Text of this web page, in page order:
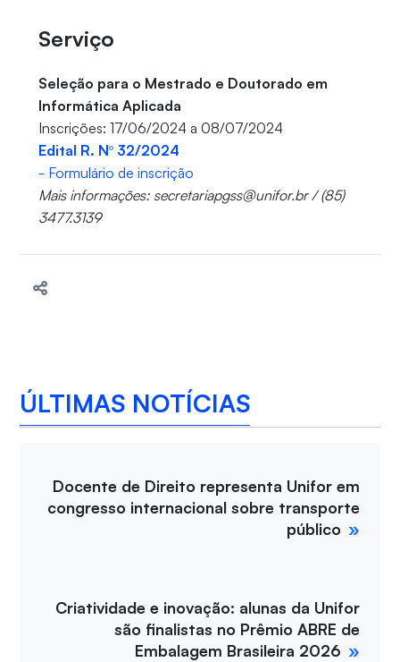
Serviço
Seleção para o Mestrado e Doutorado em
Informática Aplicada
Inscrições: 17/06/2024 a 08/07/2024
Edital R. Nº 32/2024
- Formulário de inscrição
Mais informações: secretariapgss@unifor.br / (85)
3477.3139
ÚLTIMAS NOTÍCIAS
Docente de Direito representa Unifor em
congresso internacional sobre transporte
público
Criatividade e inovação: alunas da Unifor
são finalistas no Prêmio ABRE de
Embalagem Brasileira 2026